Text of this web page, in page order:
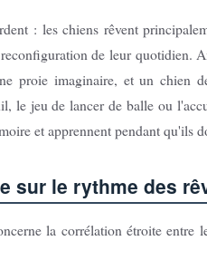
: les chiens rêvent
de leur quotidien.
proie imaginaire, et un chien
le jeu de lancer de balle ou
et apprennent pendant qu'ils
sur le rythme des
la corrélation étroite entre